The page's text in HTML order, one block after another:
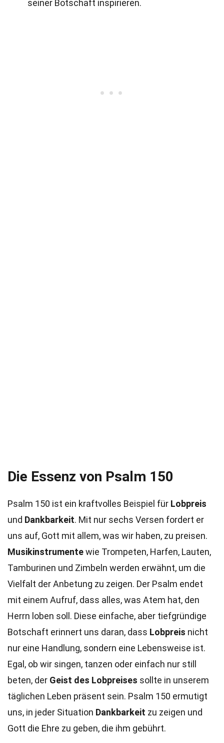
seiner Botschaft inspirieren.
Die Essenz von Psalm 150
Psalm 150 ist ein kraftvolles Beispiel für Lobpreis
und Dankbarkeit. Mit nur sechs Versen fordert er
uns auf, Gott mit allem, was wir haben, zu preisen.
Musikinstrumentewie Trompeten, Harfen, Lauten,
Tamburinen und Zimbeln werden erwähnt, um die
Vielfalt der Anbetung zu zeigen. Der Psalm endet
mit einem Aufruf, dass alles, was Atem hat, den
Herrn loben soll. Diese einfache, aber tiefgründige
Botschaft erinnert uns daran, dass Lobpreis nicht
nur eine Handlung, sondern eine Lebensweise ist.
Egal, ob wir singen, tanzen oder einfach nur still
beten, der Geist des Lobpreises sollte in unserem
täglichen Leben präsent sein. Psalm 150 ermutigt
uns, in jeder Situation Dankbarkeit zu zeigen und
Gott die Ehre zu geben, die ihm gebührt.